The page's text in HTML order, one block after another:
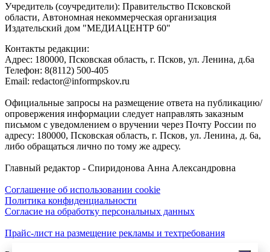
Учредитель (соучредители): Правительство Псковской
области, Автономная некоммерческая организация
Издательский дом "МЕДИАЦЕНТР 60"
Контакты редакции:
Адреc: 180000, Псковская область, г. Псков, ул. Ленина, д.6а
Телефон: 8(8112) 500-405
Email: redactor@informpskov.ru
Официальные запросы на размещение ответа на публикацию/
опровержения информации следует направлять заказным
письмом с уведомлением о вручении через Почту России по
адресу: 180000, Псковская область, г. Псков, ул. Ленина, д. 6а,
либо обращаться лично по тому же адресу.
Главный редактор - Спиридонова Анна Александровна
Соглашение об использовании cookie
Политика конфиденциальности
Согласие на обработку персональных данных
Прайс-лист на размещение рекламы и техтребования